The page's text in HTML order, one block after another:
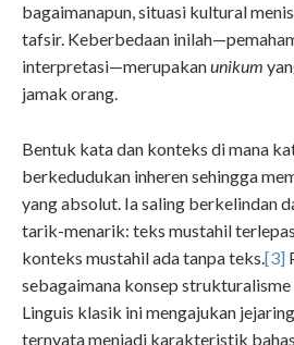
bagaimanapun, situasi kultural
tafsir. Keberbedaan
interpretasi—merupakanunikum
jamak orang.
Bentuk kata dan konteks di mana
berkedudukan inheren sehingga
yang absolut. Ia saling berkelindan
tarik-menarik: teks mustahil
konteks mustahil ada tanpa teks.[3]
sebagaimana konsep strukturalisme
Linguis klasik ini mengajukan
ternyata menjadi karakteristik